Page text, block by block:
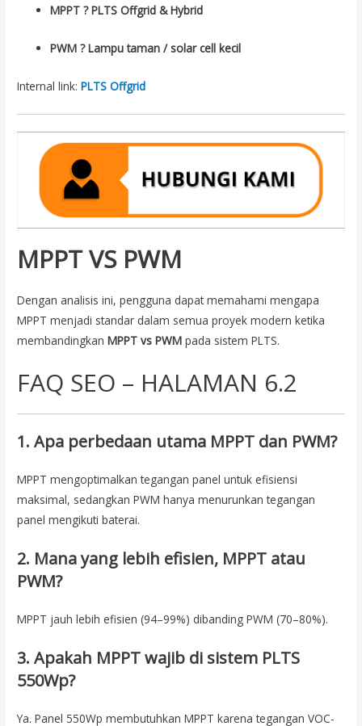
MPPT ? PLTS Offgrid & Hybrid
PWM ? Lampu taman / solar cell kecil
Internal link:PLTS Offgrid
MPPT VS PWM
Dengan analisis ini, pengguna dapat memahami mengapa
MPPT menjadi standar dalam semua proyek modern ketika
membandingkanMPPT vs PWM pada sistem PLTS.
FAQ SEO – HALAMAN 6.2
1. Apa perbedaan utama MPPT dan PWM?
MPPT mengoptimalkan tegangan panel untuk efisiensi
maksimal, sedangkan PWM hanya menurunkan tegangan
panel mengikuti baterai.
2. Mana yang lebih efisien, MPPT atau
PWM?
MPPT jauh lebih efisien (94–99%) dibanding PWM (70–80%).
3. Apakah MPPT wajib di sistem PLTS
550Wp?
Ya. Panel 550Wp membutuhkan MPPT karena tegangan VOC-